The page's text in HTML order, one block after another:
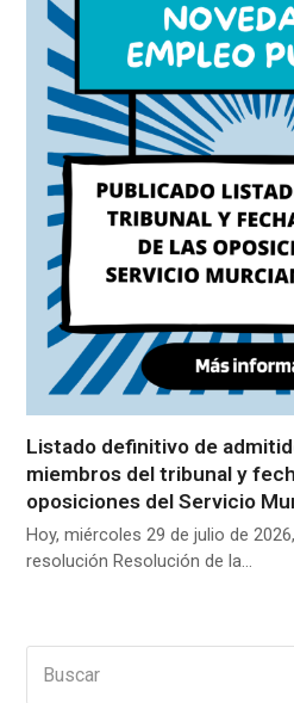
Listado definitivo de
miembros del tribunal y
oposiciones del Servicio
Hoy, miércoles 29 de julio de
resolución Resolución de la…